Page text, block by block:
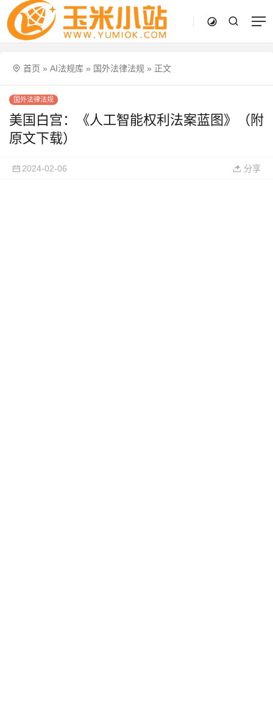
首页 » AI法规库 » 国外法律法规 » 正文
国外法律法规
美国白宫：《人工智能权利法案蓝图》（附
原文下载）
2024-02-06 分享